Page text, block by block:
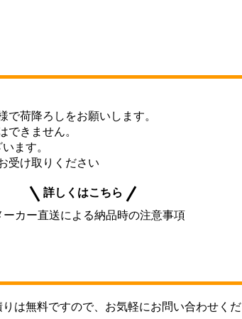
荷降ろしをお願いします。
できません。
ます。
受け取りください
詳しくはこちら
は無料ですので、お気軽にお問い合わせく